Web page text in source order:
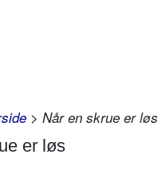
> Når en skrue er løs
er løs